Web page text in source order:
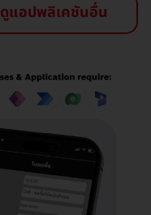
ดูแอปพลิเคชันอื่น